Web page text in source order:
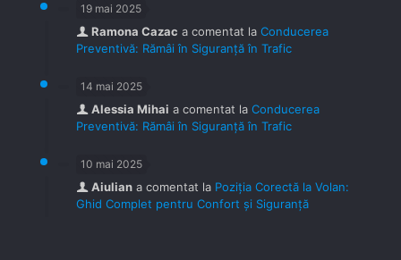
19 mai 2025
Ramona Cazac a comentat la Conducerea
Preventivă: Rămâi în Siguranță în Trafic
14 mai 2025
Alessia Mihai a comentat la Conducerea
Preventivă: Rămâi în Siguranță în Trafic
10 mai 2025
Aiulian a comentat la Poziția Corectă la Volan:
Ghid Complet pentru Confort și Siguranță